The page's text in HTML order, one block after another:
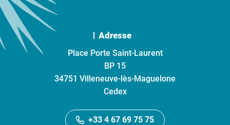
Adresse
Place Porte Saint-Laurent
BP 15
34751 Villeneuve-lès-Maguelone
Cedex
+33 4 67 69 75 75